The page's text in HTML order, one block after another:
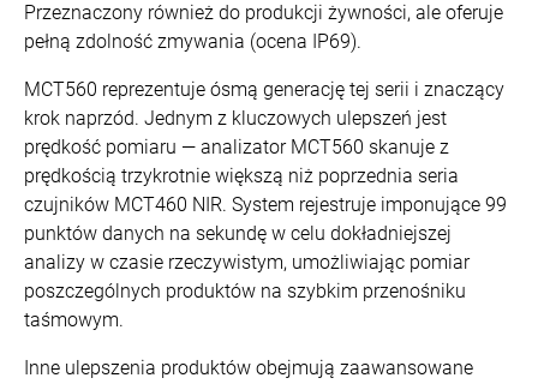
Przeznaczony również do produkcji żywności, ale oferuje
pełną zdolność zmywania (ocena IP69).
MCT560 reprezentuje ósmą generację tej serii i znaczący
krok naprzód. Jednym z kluczowych ulepszeń jest
prędkość pomiaru — analizator MCT560 skanuje z
prędkością trzykrotnie większą niż poprzednia seria
czujników MCT460 NIR. System rejestruje imponujące 99
punktów danych na sekundę w celu dokładniejszej
analizy w czasie rzeczywistym, umożliwiając pomiar
poszczególnych produktów na szybkim przenośniku
taśmowym.
Inne ulepszenia produktów obejmują zaawansowane